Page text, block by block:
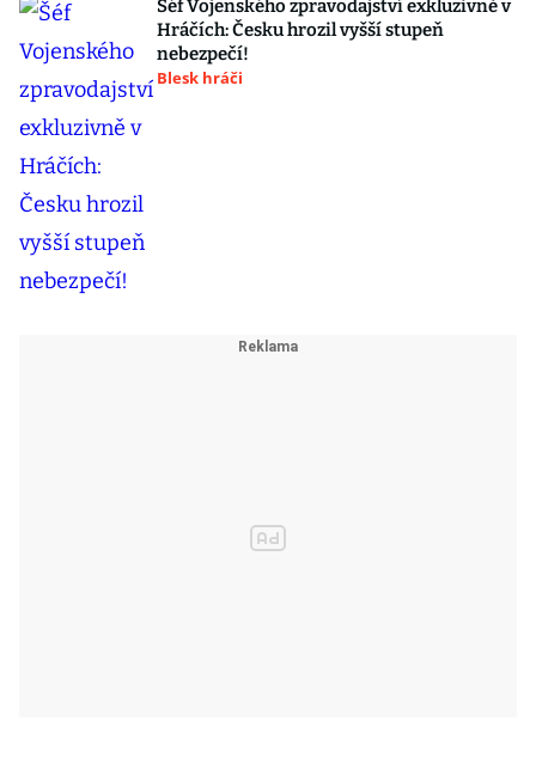
Šéf Vojenského zpravodajství exkluzivně v
Hráčích: Česku hrozil vyšší stupeň
nebezpečí!
Blesk hráči